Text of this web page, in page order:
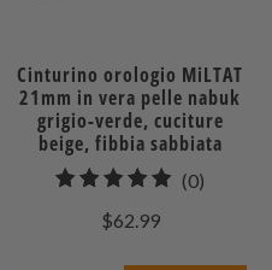
Cinturino orologio MiLTAT
21mm in vera pelle nabuk
grigio-verde, cuciture
beige, fibbia sabbiata
(0)
$62.99